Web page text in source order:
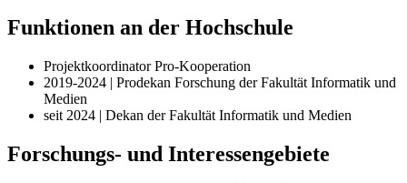
Funktionen an der Hochschule
Projektkoordinator Pro-Kooperation
2019-2024 | Prodekan Forschung der Fakultät Informatik und
Medien
seit 2024 | Dekan der Fakultät Informatik und Medien
Forschungs- und Interessengebiete